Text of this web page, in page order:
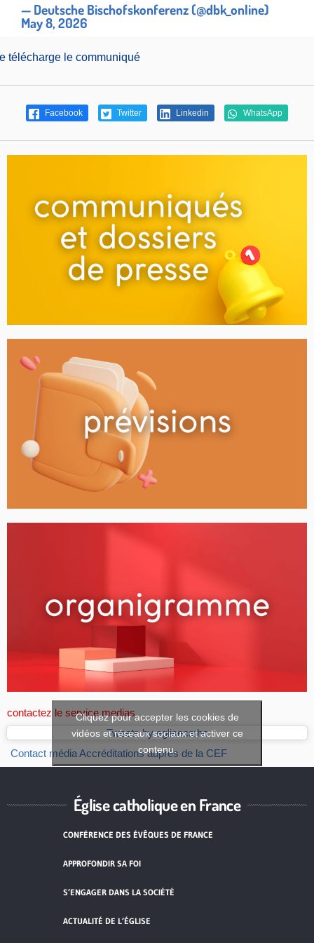
— Deutsche Bischofskonferenz (@dbk_online)
May 8, 2026
télécharge le communiqué
Facebook Twitter Linkedin WhatsApp
contactez le service medias
Tweets by eglisecatho
Cliquez pour accepter les cookies de
vidéos et réseaux sociaux et activer ce
contenu.
Contact médiaAccréditations auprès de la CEF
Église catholique en France
CONFÉRENCE DES ÉVÊQUES DE FRANCE
APPROFONDIR SA FOI
S’ENGAGER DANS LA SOCIÉTÉ
ACTUALITÉ DE L’ÉGLISE